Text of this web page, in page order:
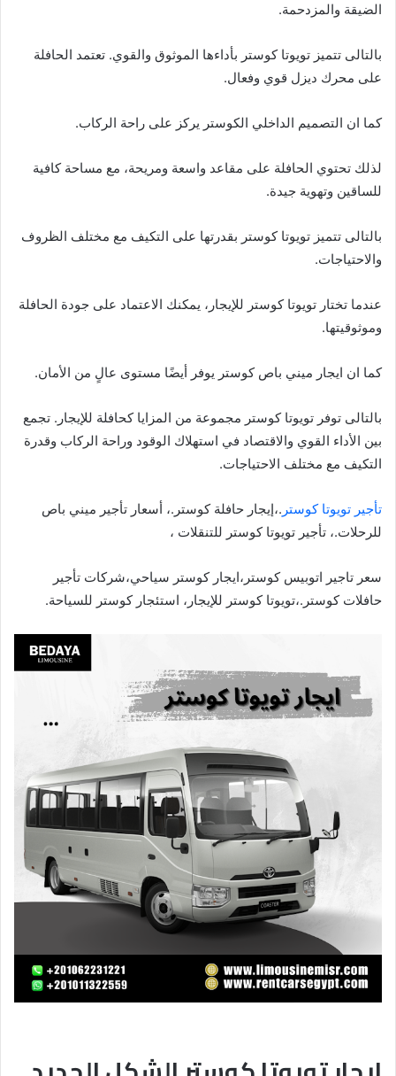
الضيقة والمزدحمة.
بالتالى تتميز تويوتا كوستر بأداءها الموثوق والقوي. تعتمد الحافلة
على محرك ديزل قوي وفعال.
كما ان التصميم الداخلي الكوستر يركز على راحة الركاب.
لذلك تحتوي الحافلة على مقاعد واسعة ومريحة، مع مساحة كافية
للساقين وتهوية جيدة.
بالتالى تتميز تويوتا كوستر بقدرتها على التكيف مع مختلف الظروف
والاحتياجات.
عندما تختار تويوتا كوستر للإيجار، يمكنك الاعتماد على جودة الحافلة
وموثوقيتها.
كما ان ايجار ميني باص كوستر يوفر أيضًا مستوى عالٍ من الأمان.
بالتالى توفر تويوتا كوستر مجموعة من المزايا كحافلة للإيجار. تجمع
بين الأداء القوي والاقتصاد في استهلاك الوقود وراحة الركاب وقدرة
التكيف مع مختلف الاحتياجات.
تأجير تويوتا كوستر .،إيجار حافلة كوستر.، أسعار تأجير ميني باص
للرحلات.، تأجير تويوتا كوستر للتنقلات ،
سعر تاجير اتوبيس كوستر،ايجار كوستر سياحي،شركات تأجير
حافلات كوستر.،تويوتا كوستر للإيجار، استئجار كوستر للسياحة.